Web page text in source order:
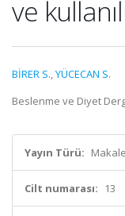
ve
BİRER S.,YÜCECAN S.
Beslenme ve Diyet
Yayın Türü:
Cilt numarası: 13